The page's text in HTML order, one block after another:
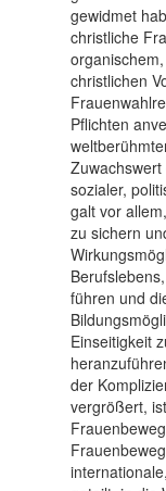
gewidmet
christliche
christlichen
Pflichten
sozialer,
galt vor
zu sichern
führen und
Einseitigkeit
der
vergrößert,